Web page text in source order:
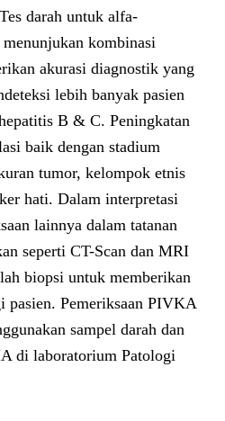
darah untuk alfa-
kombinasi
akurasi diagnostik yang
lebih banyak pasien
B & C. Peningkatan
baik dengan stadium
tumor, kelompok etnis
hati. Dalam interpretasi
lainnya dalam tatanan
seperti CT-Scan dan MRI
biopsi untuk memberikan
pasien. Pemeriksaan PIVKA
sampel darah dan
di laboratorium Patologi